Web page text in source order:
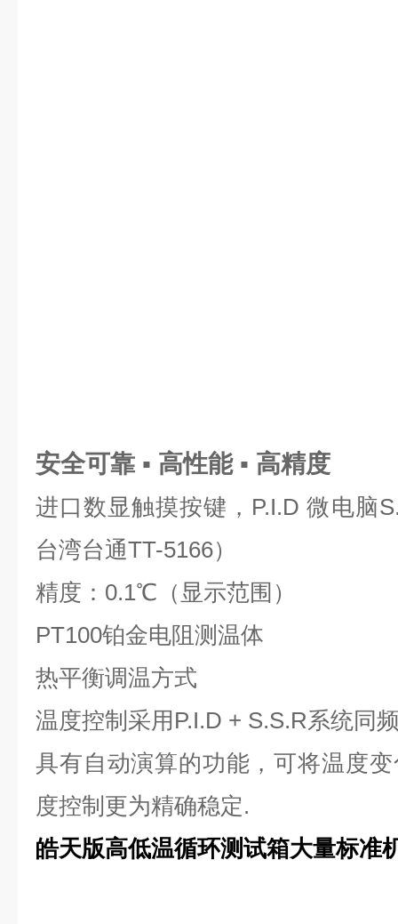
安全可靠 ▪ 高性能 ▪ 高精度
进口数显触摸按键，P.I.D 微电脑
台湾台通TT-5166）
精度：0.1℃（显示范围）
PT100铂金电阻测温体
热平衡调温方式
温度控制采用P.I.D + S.S.R系统同
具有自动演算的功能，可将温度
度控制更为精确稳定.
皓天版高低温循环测试箱大量标准